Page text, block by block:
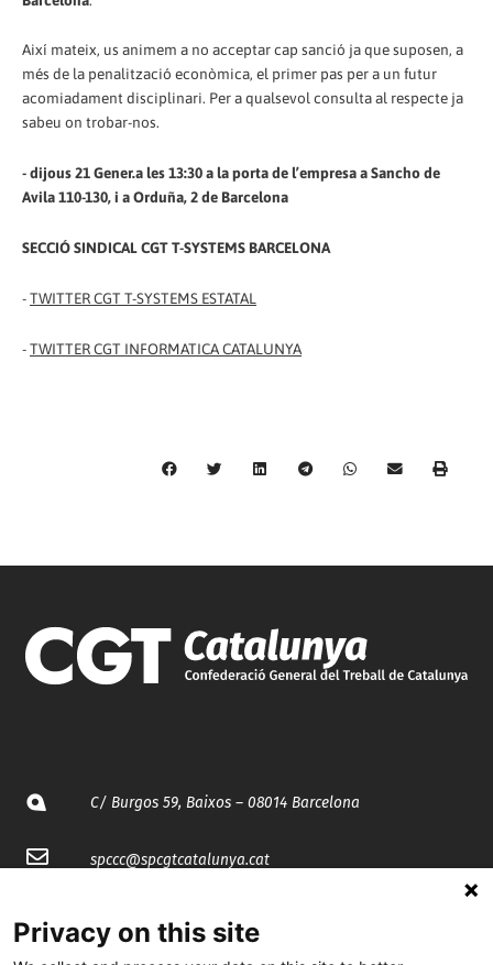
Així mateix, us animem a no acceptar cap sanció ja que suposen, a
més de la penalització econòmica, el primer pas per a un futur
acomiadament disciplinari. Per a qualsevol consulta al respecte ja
sabeu on trobar-nos.
- dijous 21 Gener.a les 13:30 a la porta de l’empresa a Sancho de
Avila 110-130, i a Orduña, 2 de Barcelona
SECCIÓ SINDICAL CGT T-SYSTEMS BARCELONA
-TWITTER CGT T-SYSTEMS ESTATAL
-TWITTER CGT INFORMATICA CATALUNYA
C/ Burgos 59, Baixos – 08014 Barcelona
spccc@spcgtcatalunya.cat
Privacy on this site